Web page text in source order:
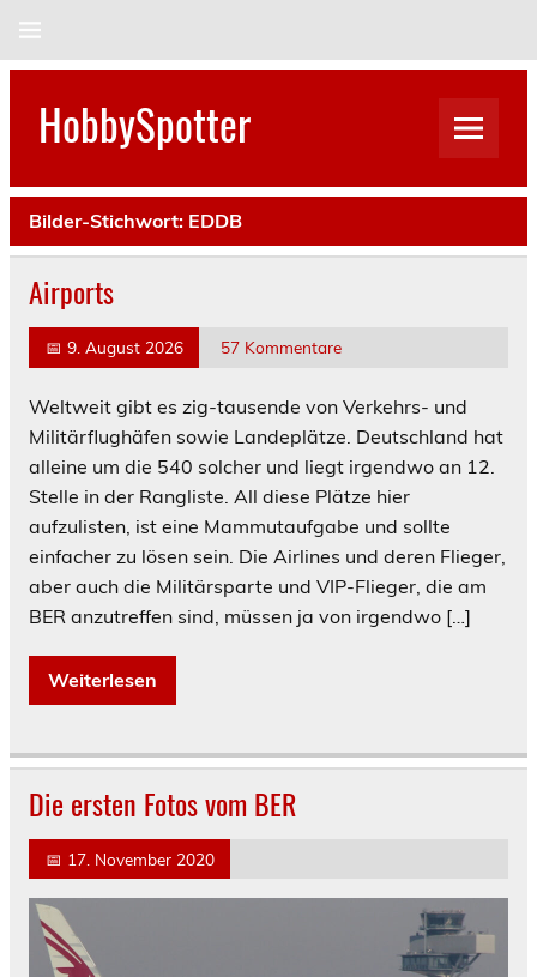
HobbySpotter
Bilder-Stichwort: EDDB
Airports
📅 9. August 2026 57 Kommentare
Weltweit gibt es zig-tausende von Verkehrs- und
Militärflughäfen sowie Landeplätze. Deutschland hat
alleine um die 540 solcher und liegt irgendwo an 12.
Stelle in der Rangliste. All diese Plätze hier
aufzulisten, ist eine Mammutaufgabe und sollte
einfacher zu lösen sein. Die Airlines und deren Flieger,
aber auch die Militärsparte und VIP-Flieger, die am
BER anzutreffen sind, müssen ja von irgendwo […]
Weiterlesen
Die ersten Fotos vom BER
📅 17. November 2020